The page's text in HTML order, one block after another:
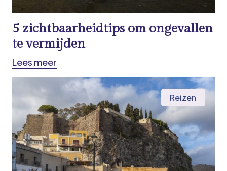
5 zichtbaarheidtips om ongevallen
te vermijden
Lees meer
Reizen